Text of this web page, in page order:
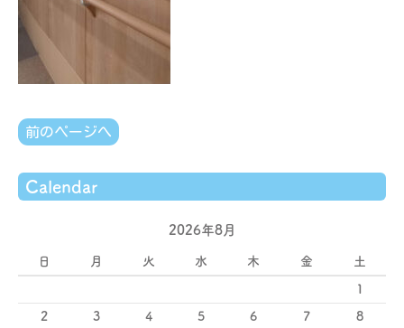
前のページへ
Calendar
2026年8月
日 月 火 水 木 金 土
1
2 3 4 5 6 7 8